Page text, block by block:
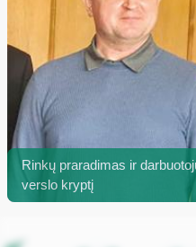
Rinkų praradimas ir
verslo kryptį